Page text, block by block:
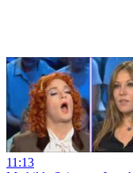
11:13